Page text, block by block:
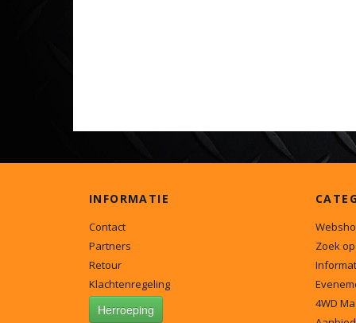
INFORMATIE
Contact
Partners
Retour
Klachtenregeling
Herroeping
Zoek
4WD